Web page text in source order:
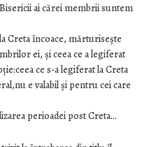
ai cărei membrii suntem
Creta încoace, mărturisește
ei, și ceea ce a legiferat
ce s-a legiferat la Creta
e valabil și pentru cei care
perioadei post Creta…